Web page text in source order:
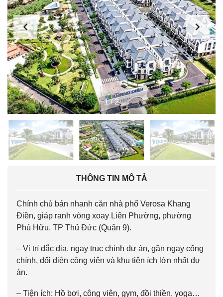
1/2
THÔNG TIN MÔ TẢ
Chính chủ bán nhanh căn nhà phố Verosa Khang
Điền, giáp ranh vòng xoay Liên Phường, phường
Phú Hữu, TP Thủ Đức (Quận 9).
– Vị trí đắc địa, ngay trục chính dự án, gần ngay cổng
chính, đối diện công viên và khu tiện ích lớn nhất dự
án.
– Tiện ích: Hồ bơi, công viên, gym, đồi thiền, yoga…